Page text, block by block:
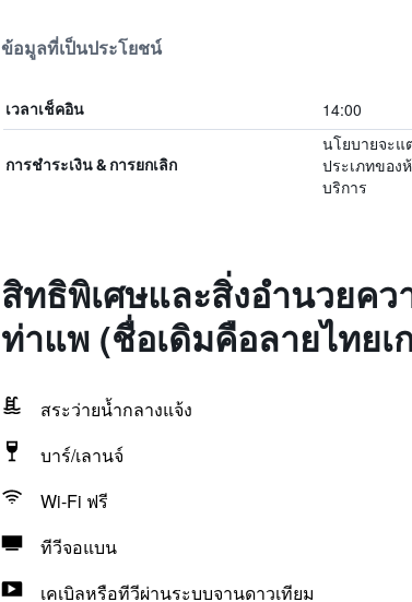
ข้อมูลที่เป็นประโยชน์
เวลาเช็คอิน 14:00
การชำระเงิน & การยกเลิก
นโยบายจะแ
ประเภทของ
บริการ
สิทธิพิเศษและสิ่งอำนวยค
ท่าแพ (ชื่อเดิมคือลายไทยเ
สระว่ายน้ำกลางแจ้ง
บาร์/เลานจ์
Wi-Fi ฟรี
ทีวีจอแบน
เคเบิลหรือทีวีผ่านระบบจานดาวเทียม